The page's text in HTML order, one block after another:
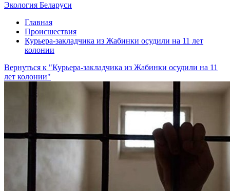
Экология Беларуси
Главная
Происшествия
Курьера-закладчика из Жабинки осудили на 11 лет
колонии
Вернуться к "Курьера-закладчика из Жабинки осудили на 11
лет колонии"